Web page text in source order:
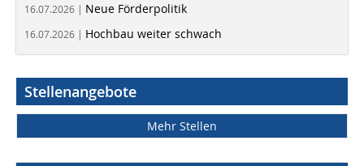
16.07.2026 | Neue Förderpolitik
16.07.2026 | Hochbau weiter schwach
Stellenangebote
Mehr Stellen